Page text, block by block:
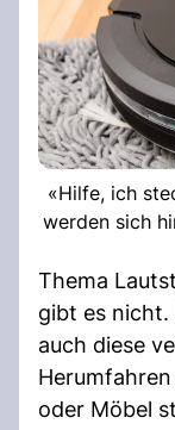
«Hilfe, ich
werden sich
Thema
gibt es nicht.
auch diese
oder Möbel